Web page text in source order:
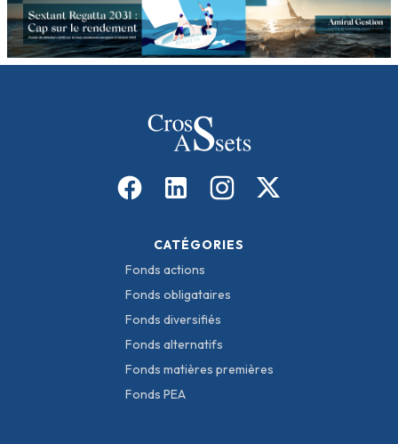
CATÉGORIES
Fonds actions
Fonds obligataires
Fonds diversifiés
Fonds alternatifs
Fonds matières premières
Fonds PEA